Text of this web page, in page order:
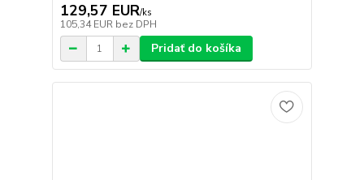
129,57 EUR/ks
105,34 EUR bez DPH
Pridať do košíka